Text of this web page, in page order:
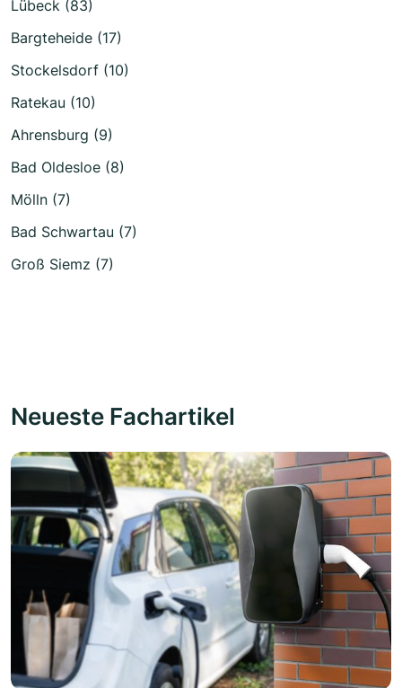
Lübeck (83)
Bargteheide (17)
Stockelsdorf (10)
Ratekau (10)
Ahrensburg (9)
Bad Oldesloe (8)
Mölln (7)
Bad Schwartau (7)
Groß Siemz (7)
Neueste Fachartikel